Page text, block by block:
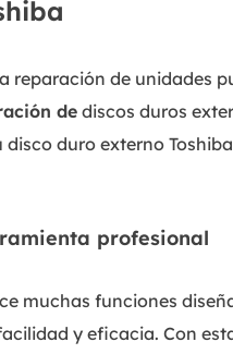
de unidades
de discos duros
duro externo
profesional
muchas funciones
y eficacia. Con